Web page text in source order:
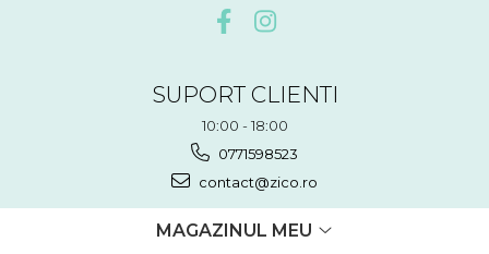
SUPORT CLIENTI
10:00 - 18:00
0771598523
contact@zico.ro
MAGAZINUL MEU